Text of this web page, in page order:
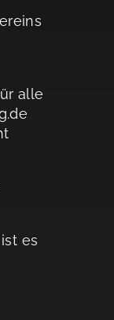
alle
es